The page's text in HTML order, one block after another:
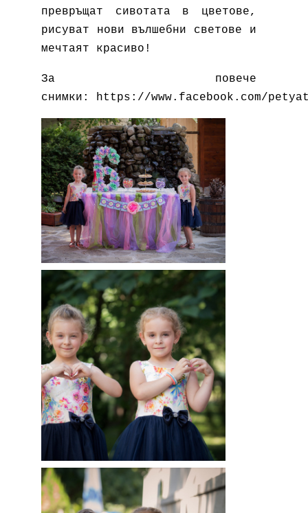
превръщат сивотата в цветове,
рисуват нови вълшебни светове и
мечтаят красиво!
За повече
снимки: https://www.facebook.com/